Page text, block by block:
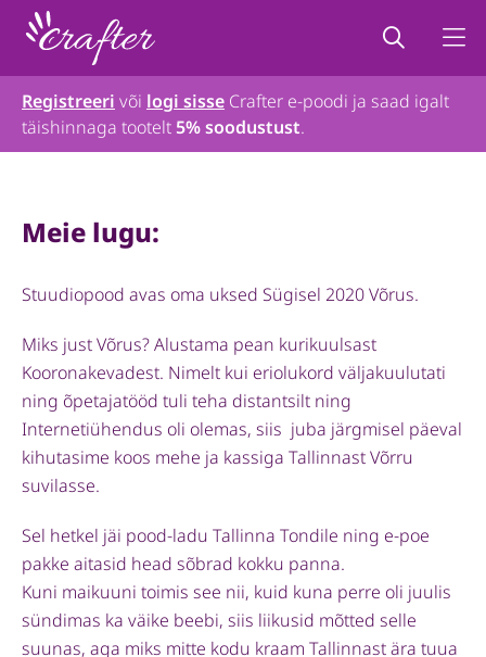
Registreeri või logi sisse Crafter e-poodi ja saad igalt
täishinnaga tootelt5% soodustust.
Meie lugu:
Stuudiopood avas oma uksed Sügisel 2020 Võrus.
Miks just Võrus? Alustama pean kurikuulsast
Kooronakevadest. Nimelt kui eriolukord väljakuulutati
ning õpetajatööd tuli teha distantsilt ning
Internetiühendus oli olemas, siis juba järgmisel päeval
kihutasime koos mehe ja kassiga Tallinnast Võrru
suvilasse.
Sel hetkel jäi pood-ladu Tallinna Tondile ning e-poe
pakke aitasid head sõbrad kokku panna.
Kuni maikuuni toimis see nii, kuid kuna perre oli juulis
sündimas ka väike beebi, siis liikusid mõtted selle
suunas, aga miks mitte kodu kraam Tallinnast ära tuua